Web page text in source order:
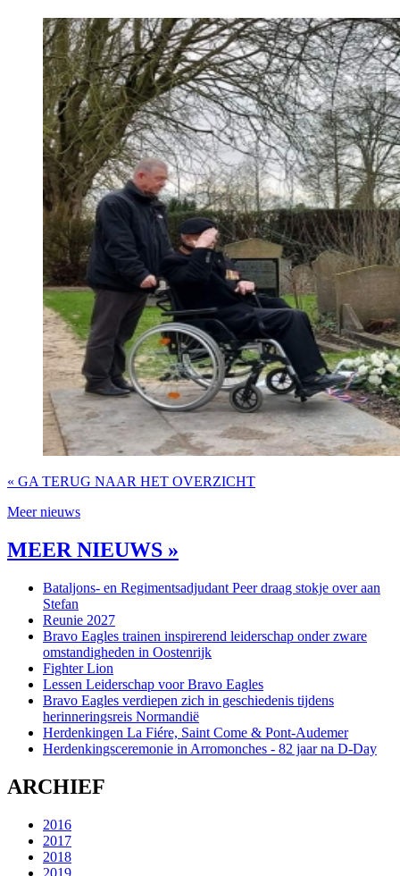
« GA TERUG NAAR HET OVERZICHT
Meer nieuws
MEER NIEUWS »
Bataljons- en Regimentsadjudant Peer draag stokje over aan
Stefan
Reunie 2027
Bravo Eagles trainen inspirerend leiderschap onder zware
omstandigheden in Oostenrijk
Fighter Lion
Lessen Leiderschap voor Bravo Eagles
Bravo Eagles verdiepen zich in geschiedenis tijdens
herinneringsreis Normandië
Herdenkingen La Fiére, Saint Come & Pont-Audemer
Herdenkingsceremonie in Arromonches - 82 jaar na D-Day
ARCHIEF
2016
2017
2018
2019